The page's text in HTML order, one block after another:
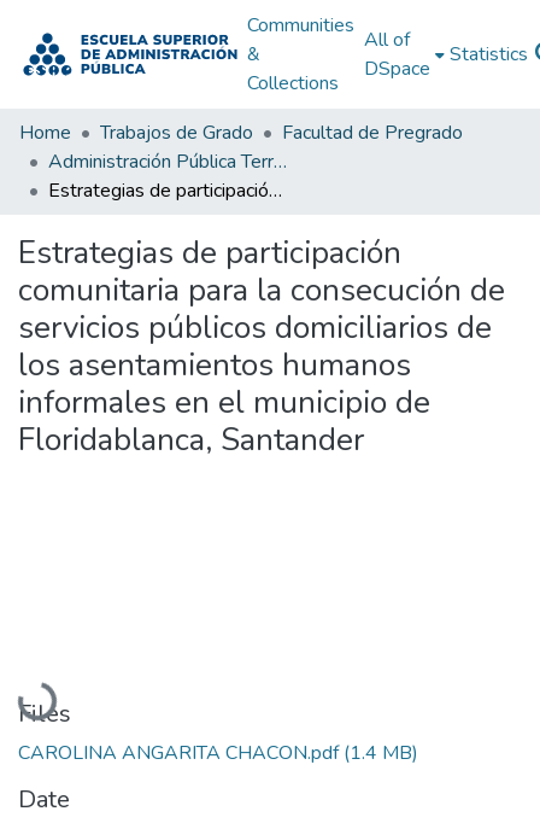
Communities
&
Collections
All of
DSpace
Statistics
Home Trabajos de Grado
Facultad de Pregrado
Administración Pública Territorial (APT)
Estrategias de participación comunitaria para la consecución de servicios públicos domiciliarios de los asentamientos humanos informales en el municipio de Floridablanca, Santander
Estrategias de participación
comunitaria para la consecución de
servicios públicos domiciliarios de
los asentamientos humanos
informales en el municipio de
Floridablanca, Santander
Loading...
Files
CAROLINA ANGARITA CHACON.pdf(1.4 MB)
Date